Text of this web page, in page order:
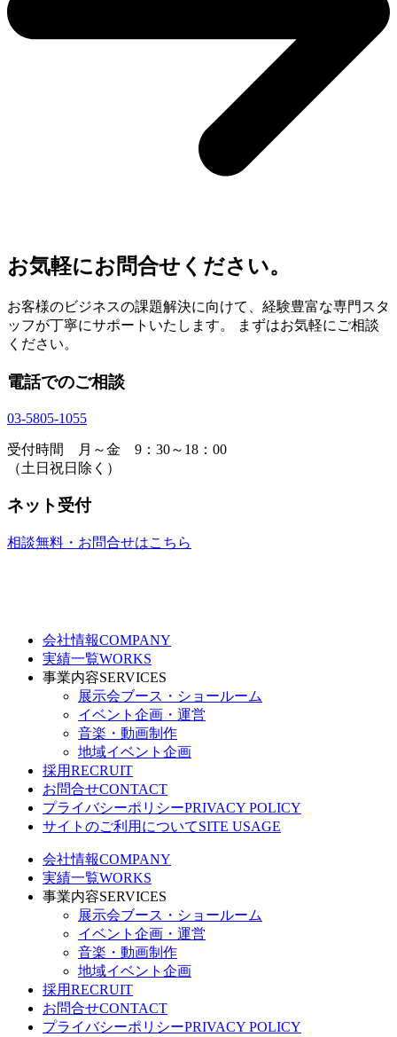
お気軽にお問合せください。
お客様のビジネスの課題解決に向けて、経験豊富な専門スタ
ッフが丁寧にサポートいたします。 まずはお気軽にご相談
ください。
電話でのご相談
03-5805-1055
受付時間 月～金 9：30～18：00
（土日祝日除く）
ネット受付
相談無料・お問合せはこちら
会社情報COMPANY
実績一覧WORKS
事業内容SERVICES
展示会ブース・ショールーム
イベント企画・運営
音楽・動画制作
地域イベント企画
採用RECRUIT
お問合せCONTACT
プライバシーポリシーPRIVACY POLICY
サイトのご利用についてSITE USAGE
会社情報COMPANY
実績一覧WORKS
事業内容SERVICES
展示会ブース・ショールーム
イベント企画・運営
音楽・動画制作
地域イベント企画
採用RECRUIT
お問合せCONTACT
プライバシーポリシーPRIVACY POLICY